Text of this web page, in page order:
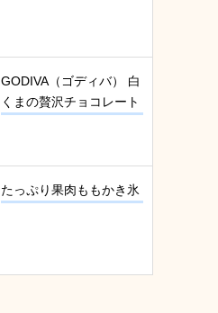
GODIVA（ゴディバ） 白
くまの贅沢チョコレート
たっぷり果肉ももかき氷